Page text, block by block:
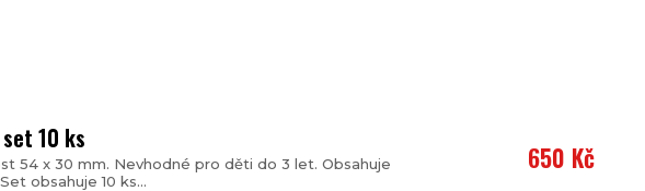
10 ks
54 x 30 mm. Nevhodné pro děti do 3 let. Obsahuje
obsahuje 10 ks...
650 Kč